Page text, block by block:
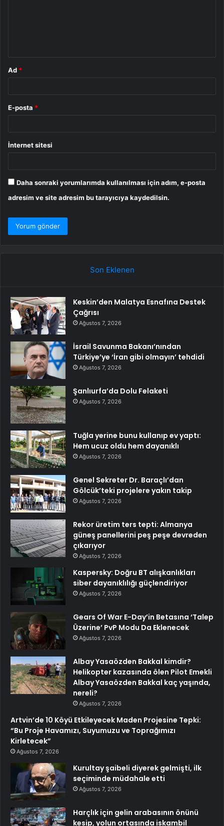
Ad *
E-posta *
İnternet sitesi
Daha sonraki yorumlarımda kullanılması için adım, e-posta
adresim ve site adresim bu tarayıcıya kaydedilsin.
Son Eklenen
Keskin’den Malatya Esnafına Destek
Çağrısı
Ağustos 7, 2026
İsrail Savunma Bakanı’nından
Türkiye’ye ‘İran gibi olmayın’ tehdidi
Ağustos 7, 2026
Şanlıurfa’da Dolu Felaketi
Ağustos 7, 2026
Tuğla yerine bunu kullanıp ev yaptı:
Hem ucuz oldu hem dayanıklı
Ağustos 7, 2026
Genel Sekreter Dr. Baraçlı’dan
Gölcük’teki projelere yakın takip
Ağustos 7, 2026
Rekor üretim ters tepti: Almanya
güneş panellerini peş peşe devreden
çıkarıyor
Ağustos 7, 2026
Kaspersky: Doğru BT alışkanlıkları
siber dayanıklılığı güçlendiriyor
Ağustos 7, 2026
Gears Of War E-Day’in Betasına ‘Talep
Üzerine’ PvP Modu Da Eklenecek
Ağustos 7, 2026
Albay Yasaözden Bakkal kimdir?
Helikopter kazasında ölen Pilot Emekli
Albay Yasaözden Bakkal kaç yaşında,
nereli?
Ağustos 7, 2026
Artvin’de 10 Köyü Etkileyecek Maden Projesine Tepki:
“Bu Proje Havamızı, Suyumuzu ve Toprağımızı
Kirletecek”
Ağustos 7, 2026
Kurultay şaibeli diyerek gelmişti, ilk
seçiminde müdahale etti
Ağustos 7, 2026
Harçlık için gelin arabasının önünü
kesip, yolun ortasında iskambil